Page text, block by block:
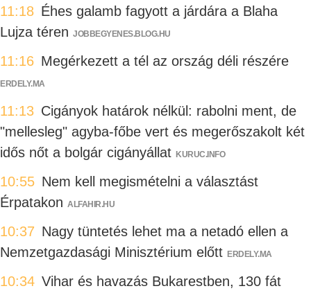
11:18 Éhes galamb fagyott a járdára a Blaha
Lujza téren JOBBEGYENES.BLOG.HU
11:16 Megérkezett a tél az ország déli részére
ERDELY.MA
11:13 Cigányok határok nélkül: rabolni ment, de
"mellesleg" agyba-főbe vert és megerőszakolt két
idős nőt a bolgár cigányállat KURUC.INFO
10:55 Nem kell megismételni a választást
Érpatakon ALFAHIR.HU
10:37 Nagy tüntetés lehet ma a netadó ellen a
Nemzetgazdasági Minisztérium előtt ERDELY.MA
10:34 Vihar és havazás Bukarestben, 130 fát